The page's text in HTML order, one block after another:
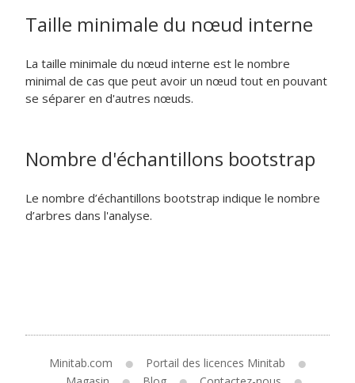
Taille minimale du nœud interne
La taille minimale du nœud interne est le nombre
minimal de cas que peut avoir un nœud tout en pouvant
se séparer en d'autres nœuds.
Nombre d'échantillons bootstrap
Le nombre d’échantillons bootstrap indique le nombre
d’arbres dans l'analyse.
Minitab.com
Portail des licences Minitab